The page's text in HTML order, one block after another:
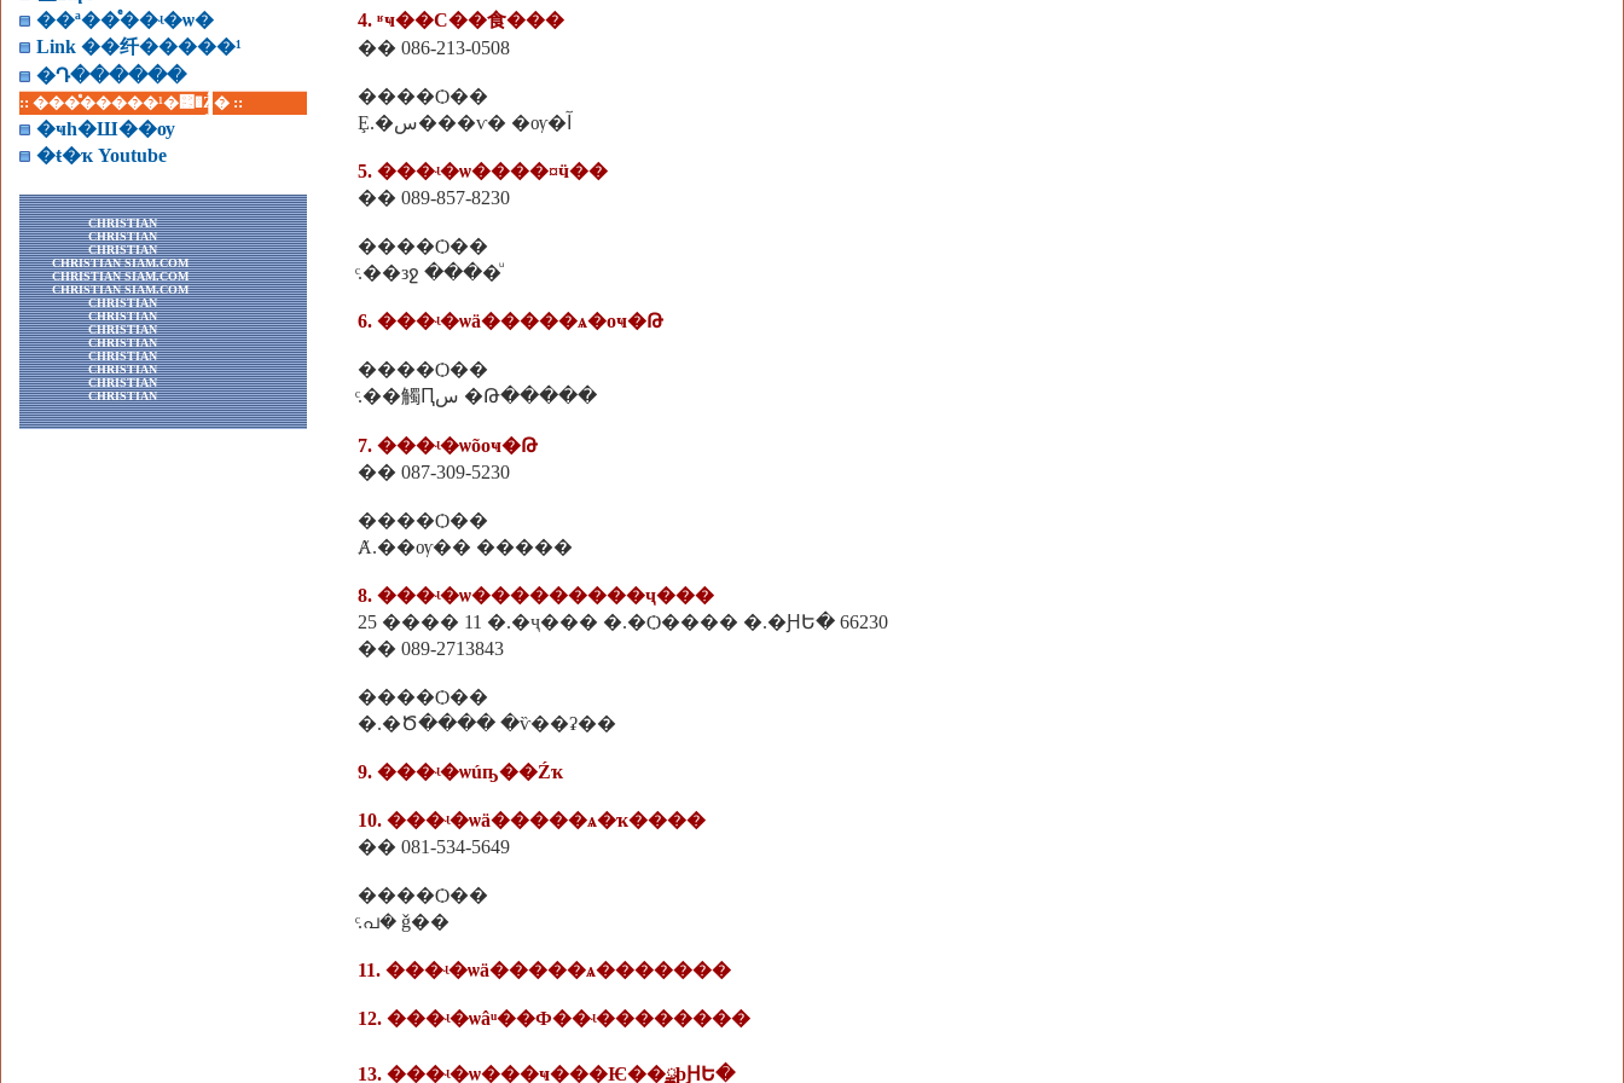
��ª��ͤ��ʵ�ѡ�
Link ��纤�����¹
�Դ������
:: ���ͤ�����¹�͹�Ź� ::
�ҹһ�Ш��ѹ
�ŧ�ҡ Youtube
CHRISTIAN
CHRISTIAN
CHRISTIAN
CHRISTIAN SIAM.COM
CHRISTIAN SIAM.COM
CHRISTIAN SIAM.COM
CHRISTIAN
CHRISTIAN
CHRISTIAN
CHRISTIAN
CHRISTIAN
CHRISTIAN
CHRISTIAN
CHRISTIAN
4. ʶҹ��С��⾷���
�� 086-213-0508
����Ѻ��
5. ���ʵ�ѡ����¤ӵ��
�� 089-857-8230
����Ѻ��
ͨ.��зջ ����ͧ
6. ���ʵ�ѡä�����ѧ�оҹ�Թ
����Ѻ��
ͨ.��觸Ԥس �Թ�����
7. ���ʵ�ѡõоҹ�Թ
�� 087-309-5230
����Ѻ��
Ⱥ.��ѹ�� �����
8. ���ʵ�ѡ���������ҷ���
25 ���� 11 �.�ҷ��� �.�Ѻ���� �.�ԨԵ� 66230
�� 089-2713843
����Ѻ��
�.�Ծ���� �ѷ��ʡ��
9. ���ʵ�ѡúҧ��Źҡ
10. ���ʵ�ѡä�����ѧ�ҡ����
�� 081-534-5649
����Ѻ��
ͨ.പ� ǧ��
11. ���ʵ�ѡä�����ѧ�������
12. ���ʵ�ѡâͧ��Ф��ʵ��������
13. ���ʵ�ѡ���ҹ���Ѥ��ྪþԨԵ�